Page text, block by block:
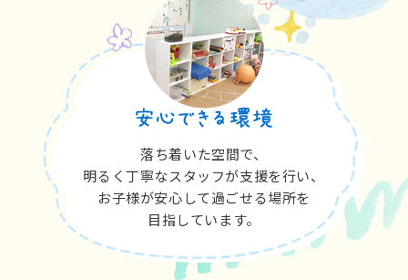
落ち着いた空間で、
明るく丁寧なスタッフが支援を行い、
お子様が安心して過ごせる場所を
目指しています。